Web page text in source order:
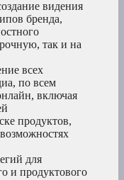
видения
бренда,
так и на
всех
по всем
включая
продуктов,
для
и продуктового